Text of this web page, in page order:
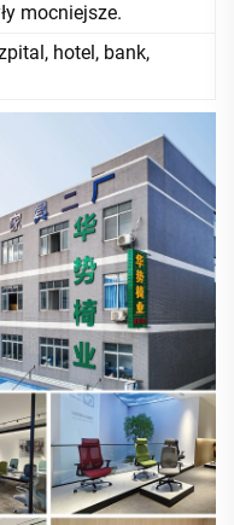
mocniejsze.
hotel, bank,